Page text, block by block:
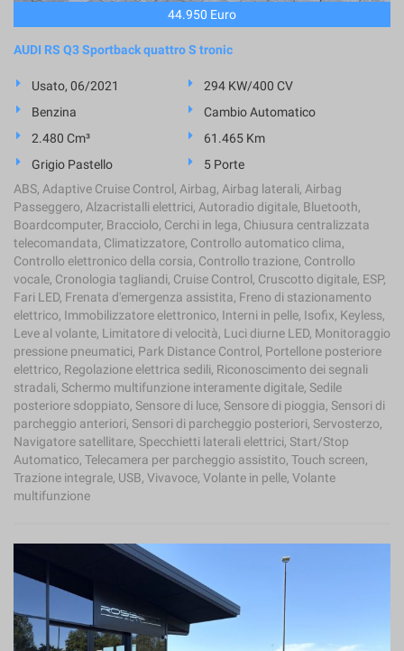
44.950 Euro
AUDI RS Q3 Sportback quattro S tronic
Usato, 06/2021
294 KW/400 CV
Benzina
Cambio Automatico
2.480 Cm³
61.465 Km
Grigio Pastello
5 Porte
ABS, Adaptive Cruise Control, Airbag, Airbag laterali, Airbag
Passeggero, Alzacristalli elettrici, Autoradio digitale, Bluetooth,
Boardcomputer, Bracciolo, Cerchi in lega, Chiusura centralizzata
telecomandata, Climatizzatore, Controllo automatico clima,
Controllo elettronico della corsia, Controllo trazione, Controllo
vocale, Cronologia tagliandi, Cruise Control, Cruscotto digitale, ESP,
Fari LED, Frenata d'emergenza assistita, Freno di stazionamento
elettrico, Immobilizzatore elettronico, Interni in pelle, Isofix, Keyless,
Leve al volante, Limitatore di velocità, Luci diurne LED, Monitoraggio
pressione pneumatici, Park Distance Control, Portellone posteriore
elettrico, Regolazione elettrica sedili, Riconoscimento dei segnali
stradali, Schermo multifunzione interamente digitale, Sedile
posteriore sdoppiato, Sensore di luce, Sensore di pioggia, Sensori di
parcheggio anteriori, Sensori di parcheggio posteriori, Servosterzo,
Navigatore satellitare, Specchietti laterali elettrici, Start/Stop
Automatico, Telecamera per parcheggio assistito, Touch screen,
Trazione integrale, USB, Vivavoce, Volante in pelle, Volante
multifunzione